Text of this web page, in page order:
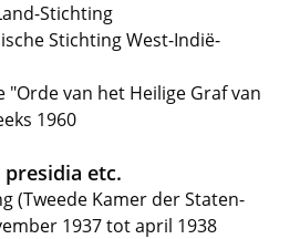
Stichting
Stichting West-Indië-
van het Heilige Graf van
1960
etc.
(Tweede Kamer der Staten-
1937 tot april 1938